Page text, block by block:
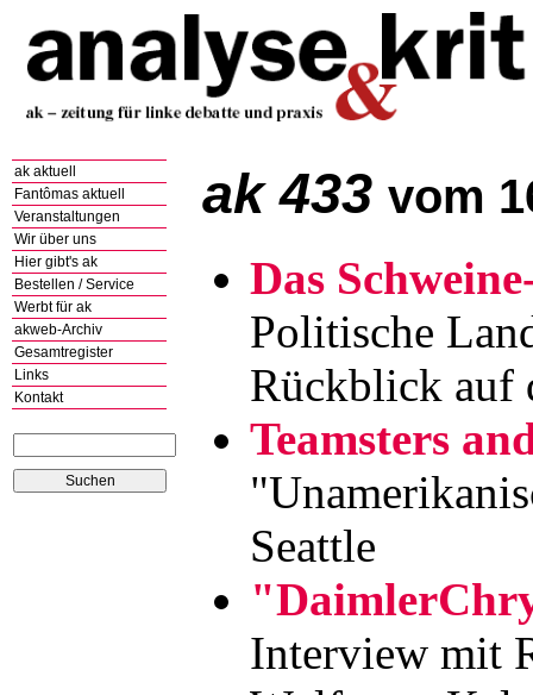
ak aktuell
Fantômas aktuell
Veranstaltungen
Wir über uns
Hier gibt's ak
Bestellen / Service
Werbt für ak
akweb-Archiv
Gesamtregister
Links
Kontakt
ak 433 vom
Das
Politische
Rückblick auf
Teamsters
Seattle
Interview mit